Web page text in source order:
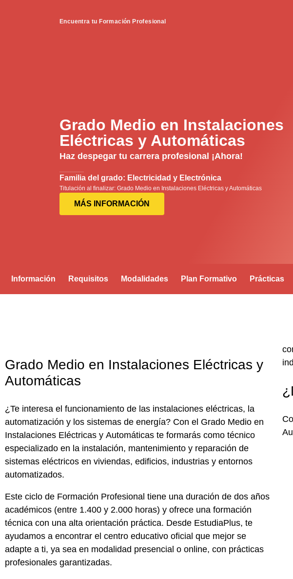
Encuentra tu Formación Profesional
Grado Medio en Instalaciones
Eléctricas y Automáticas
Haz despegar tu carrera profesional ¡Ahora!
Familia del grado: Electricidad y Electrónica
Titulación al finalizar: Grado Medio en Instalaciones Eléctricas y Automáticas
MÁS INFORMACIÓN
Información Requisitos Modalidades Plan Formativo Prácticas
Grado Medio en Instalaciones Eléctricas y
Automáticas
¿Te interesa el funcionamiento de las instalaciones eléctricas, la
automatización y los sistemas de energía? Con el Grado Medio en
Instalaciones Eléctricas y Automáticas te formarás como técnico
especializado en la instalación, mantenimiento y reparación de
sistemas eléctricos en viviendas, edificios, industrias y entornos
automatizados.
Este ciclo de Formación Profesional tiene una duración de dos años
académicos (entre 1.400 y 2.000 horas) y ofrece una formación
técnica con una alta orientación práctica. Desde EstudiaPlus, te
ayudamos a encontrar el centro educativo oficial que mejor se
adapte a ti, ya sea en modalidad presencial o online, con prácticas
profesionales garantizadas.